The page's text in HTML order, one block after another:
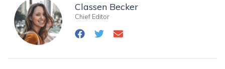
Classen Becker
Chief Editor